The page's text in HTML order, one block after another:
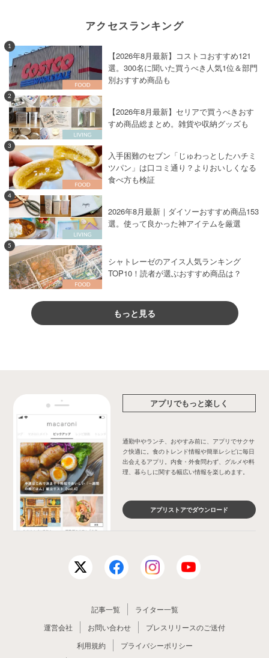
アクセスランキング
1
【2026年8月最新】コストコおすすめ121
選。300名に聞いた買うべき人気1位＆部門
別おすすめ商品も
2
【2026年8月最新】セリアで買うべきおす
すめ商品総まとめ。雑貨や収納グッズも
3
入手困難のセブン「じゅわっとしたハチミ
ツパン」は口コミ通り？よりおいしくなる
食べ方も検証
4
2026年8月最新｜ダイソーおすすめ商品153
選。使って良かった神アイテムを厳選
5
シャトレーゼのアイス人気ランキング
TOP10！読者が選ぶおすすめ商品は？
もっと見る
アプリでもっと楽しく
通勤中やランチ、おやすみ前に、アプリでサクサ
ク快適に。食のトレンド情報や簡単レシピに毎日
出会えるアプリ。内食・外食問わず、グルメや料
理、暮らしに関する幅広い情報を楽しめます。
アプリストアでダウンロード
記事一覧
ライター一覧
運営会社
お問い合わせ
プレスリリースのご送付
利用規約
プライバシーポリシー